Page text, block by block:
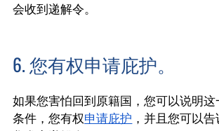
会收到递解令。
6. 您有权申请庇护。
如果您害怕回到原籍国，您可以说明
条件，您有权申请庇护 ，并且您可以